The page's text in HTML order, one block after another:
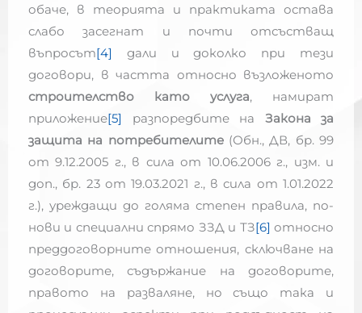
обаче, в теорията и практиката остава
слабо засегнат и почти отсъстващ
въпросът[4]
дали и доколко при тези
договори, в частта относно възложеното
строителство като услуга, намират
приложение[5] разпоредбите на Закона за
защита на потребителите(Обн., ДВ, бр. 99
от 9.12.2005 г., в сила от 10.06.2006 г., изм. и
доп., бр. 23 от 19.03.2021 г., в сила от 1.01.2022
г.), уреждащи до голяма степен правила, по-
нови и специални спрямо ЗЗД и ТЗ[6] относно
преддоговорните отношения, сключване на
договорите, съдържание на договорите,
правото на разваляне, но също така и